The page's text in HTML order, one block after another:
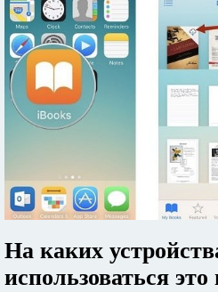
На каких
использоваться